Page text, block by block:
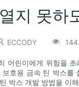
지 못하
ECCODY 144
어린이에게 위험을
호용 금속 틴 박스를
박스 개발 방법을 이